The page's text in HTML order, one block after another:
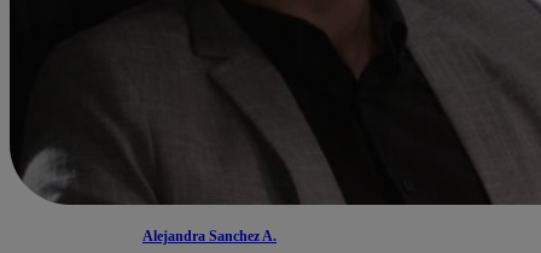
Alejandra Sanchez A.